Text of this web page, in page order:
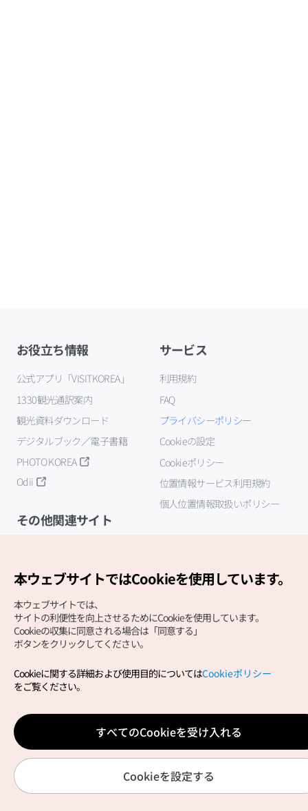
お役立ち情報
公式アプリ「VISITKOREA」
1330観光通訳案内
観光資料ダウンロード
デジタルブック／電子書籍
PHOTO KOREA
Odii
サービス
利用規約
FAQ
プライバシーポリシー
Cookieの設定
Cookieポリシー
位置情報サービス利用規約
個人位置情報取扱いポリシー
その他関連サイト
Copyright (c) Korea Tourism Organization All Rights
サイトエラー報告公式メール
japanese@knto.or.kr
本ウェブサイトではCookieを使用しています。
本ウェブサイトでは、
サイトの利便性を向上させるためにCookieを使用しています。
Cookieの収集に同意される場合は「同意する」
ボタンをクリックしてください。
Cookieに関する詳細および使用目的についてはCookieポリシー
をご覧ください。
すべてのCookieを受け入れる
Cookieを設定する